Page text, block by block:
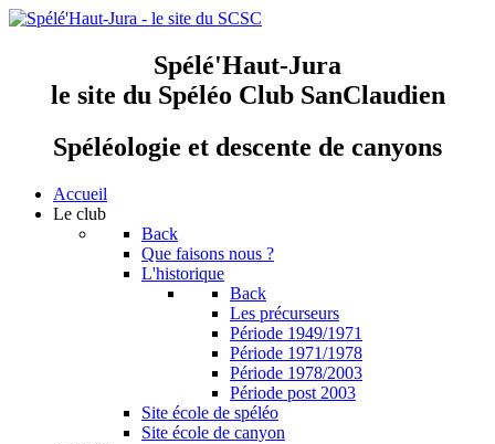
Spélé'Haut-Jura
le site du Spéléo Club SanClaudien
Spéléologie et descente de canyons
Accueil
Le club
Back
Que faisons nous ?
L'historique
Back
Les précurseurs
Période 1949/1971
Période 1971/1978
Période 1978/2003
Période post 2003
Site école de spéléo
Site école de canyon